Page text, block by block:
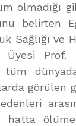
olmadığı
belirten
Sağlığı ve
Üyesi Prof.
tüm
görülen
hatta